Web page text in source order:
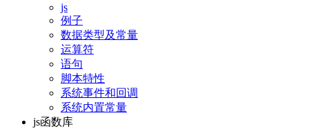
js
例子
数据类型及常量
运算符
语句
脚本特性
系统事件和回调
系统内置常量
js函数库